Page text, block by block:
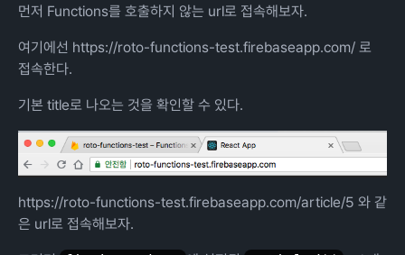
먼저 Functions를 호출하지 않는 url로 접속해보자.
여기에선 https://roto-functions-test.firebaseapp.com/ 로
접속한다.
기본 title로 나오는 것을 확인할 수 있다.
https://roto-functions-test.firebaseapp.com/article/5 와 같
은 url로 접속해보자.